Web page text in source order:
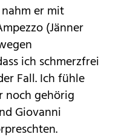
er mit
(Jänner
ich schmerzfrei
Fall. Ich fühle
noch gehörig
Giovanni